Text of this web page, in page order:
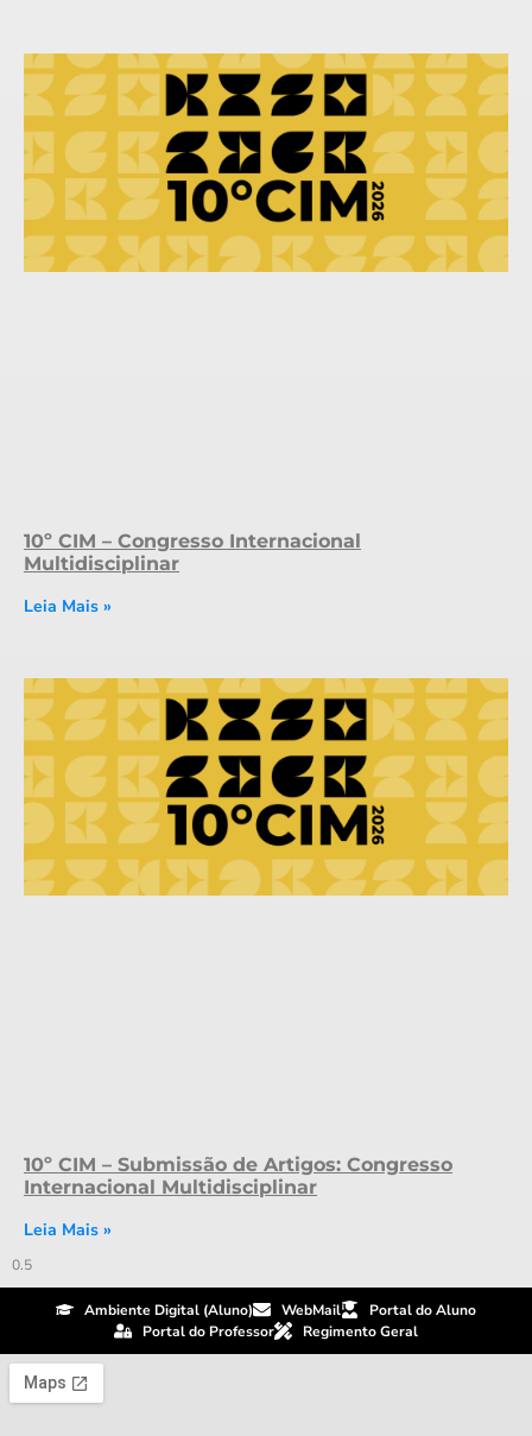
10º CIM – Congresso Internacional
Multidisciplinar
Leia Mais »
10º CIM – Submissão de Artigos: Congresso
Internacional Multidisciplinar
Leia Mais »
Ambiente Digital (Aluno) WebMail
Portal do Aluno
Portal do Professor
Regimento Geral